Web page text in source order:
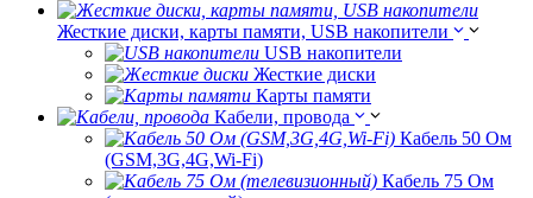
Жесткие диски, карты памяти, USB накопители
USB накопители
Жесткие диски
Карты памяти
Кабели, провода
Кабель 50 Ом
(GSM,3G,4G,Wi-Fi)
Кабель 75 Ом